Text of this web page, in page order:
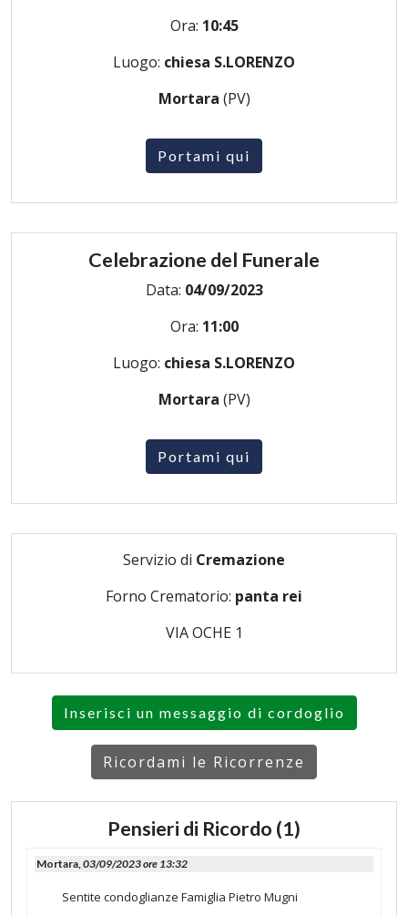
Ora: 10:45
Luogo: chiesa S.LORENZO
Mortara (PV)
Portami qui
Celebrazione del Funerale
Data: 04/09/2023
Ora: 11:00
Luogo: chiesa S.LORENZO
Mortara (PV)
Portami qui
Servizio di Cremazione
Forno Crematorio: panta rei
VIA OCHE 1
Inserisci un messaggio di cordoglio
Ricordami le Ricorrenze
Pensieri di Ricordo (1)
Mortara,03/09/2023 ore 13:32
Sentite condoglianze Famiglia Pietro Mugni